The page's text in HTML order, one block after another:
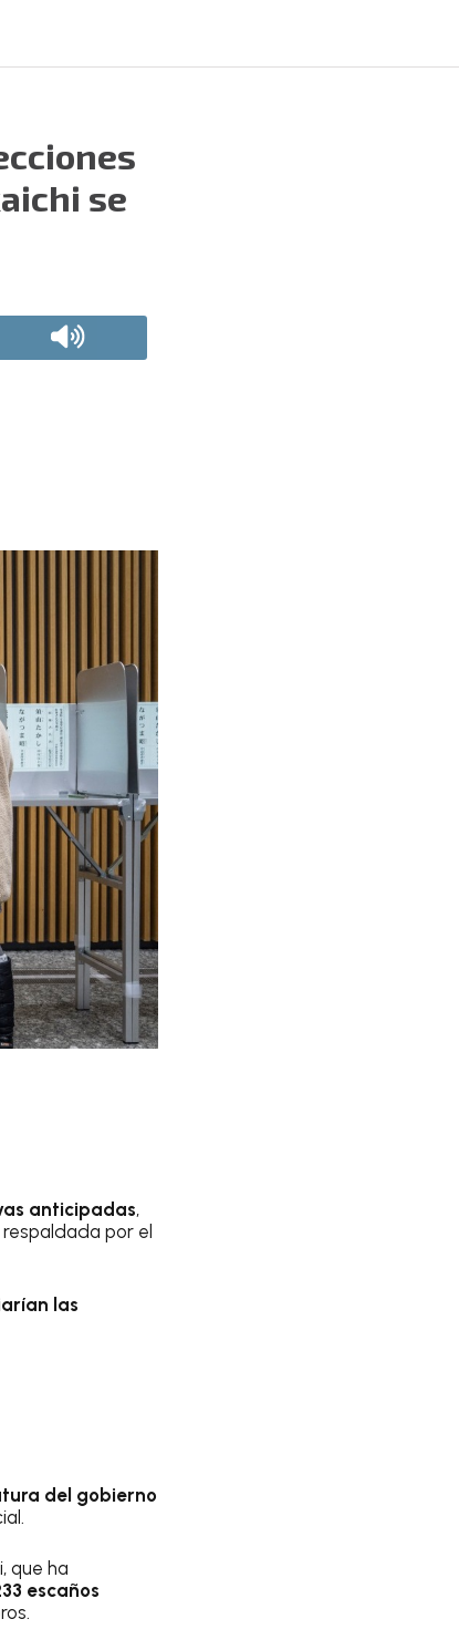
se
anticipadas,
por el
las
del gobierno
que ha
escaños